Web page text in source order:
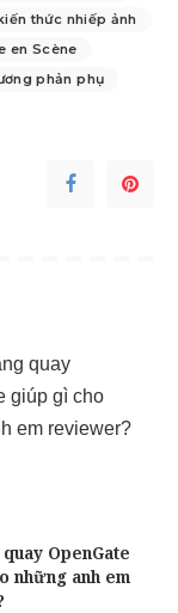
thức nhiếp ảnh
en Scène
phản phụ
OpenGate
những anh em